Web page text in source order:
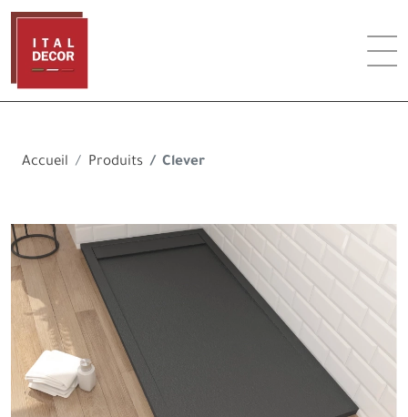
Accueil Produits Clever